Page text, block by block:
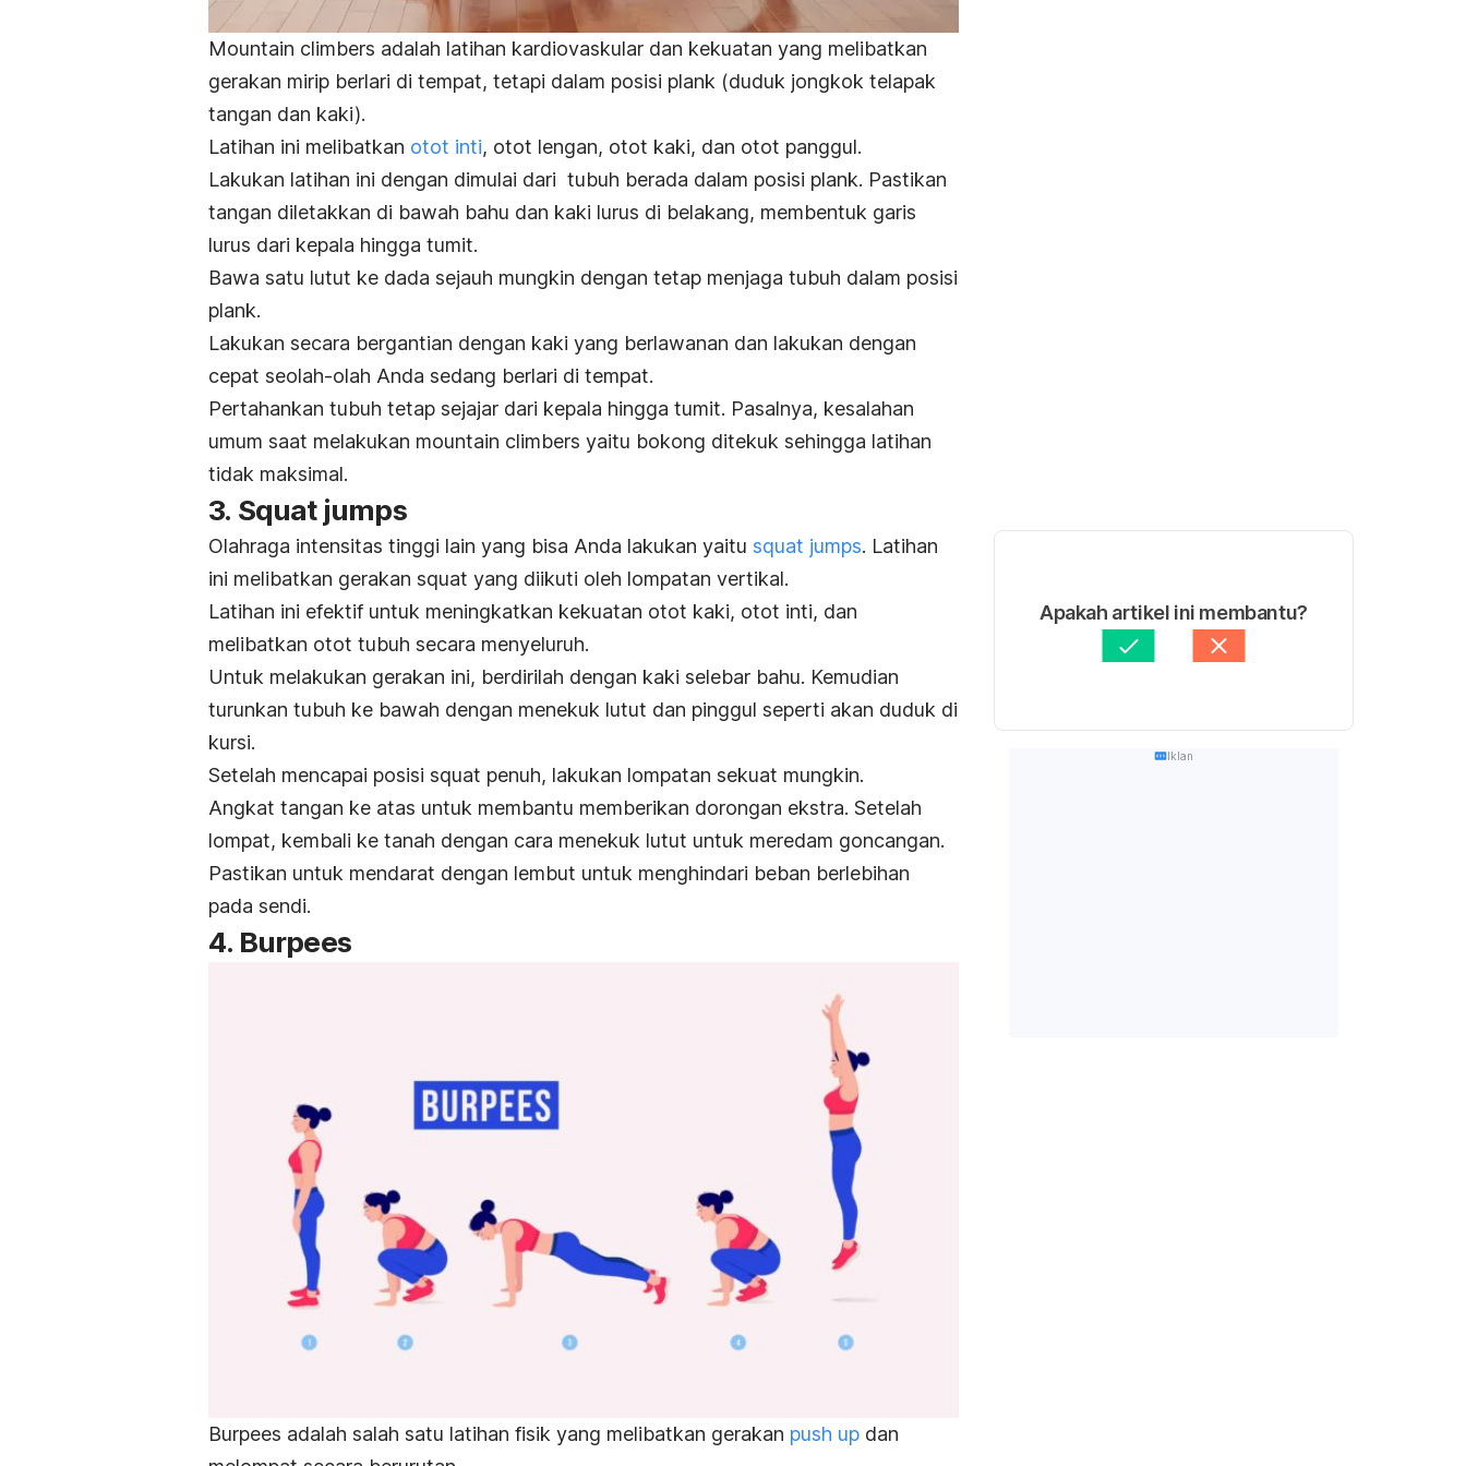
Mountain climbers adalah latihan kardiovaskular dan kekuatan yang melibatkan
gerakan mirip berlari di tempat, tetapi dalam posisi plank (duduk jongkok telapak
tangan dan kaki).
Latihan ini melibatkan otot inti, otot lengan, otot kaki, dan otot panggul.
Lakukan latihan ini dengan dimulai dari tubuh berada dalam posisi plank. Pastikan
tangan diletakkan di bawah bahu dan kaki lurus di belakang, membentuk garis
lurus dari kepala hingga tumit.
Bawa satu lutut ke dada sejauh mungkin dengan tetap menjaga tubuh dalam posisi
plank.
Lakukan secara bergantian dengan kaki yang berlawanan dan lakukan dengan
cepat seolah-olah Anda sedang berlari di tempat.
Pertahankan tubuh tetap sejajar dari kepala hingga tumit. Pasalnya, kesalahan
umum saat melakukan mountain climbers yaitu bokong ditekuk sehingga latihan
tidak maksimal.
3. Squat jumps
Olahraga intensitas tinggi lain yang bisa Anda lakukan yaitu squat jumps. Latihan
ini melibatkan gerakan squat yang diikuti oleh lompatan vertikal.
Latihan ini efektif untuk meningkatkan kekuatan otot kaki, otot inti, dan
melibatkan otot tubuh secara menyeluruh.
Untuk melakukan gerakan ini, berdirilah dengan kaki selebar bahu. Kemudian
turunkan tubuh ke bawah dengan menekuk lutut dan pinggul seperti akan duduk di
kursi.
Setelah mencapai posisi squat penuh, lakukan lompatan sekuat mungkin.
Angkat tangan ke atas untuk membantu memberikan dorongan ekstra. Setelah
lompat, kembali ke tanah dengan cara menekuk lutut untuk meredam goncangan.
Pastikan untuk mendarat dengan lembut untuk menghindari beban berlebihan
pada sendi.
4. Burpees
Burpees adalah salah satu latihan fisik yang melibatkan gerakan push up dan
Apakah artikel ini membantu?
Iklan